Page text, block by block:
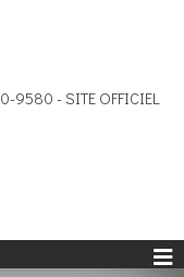
- SITE OFFICIEL